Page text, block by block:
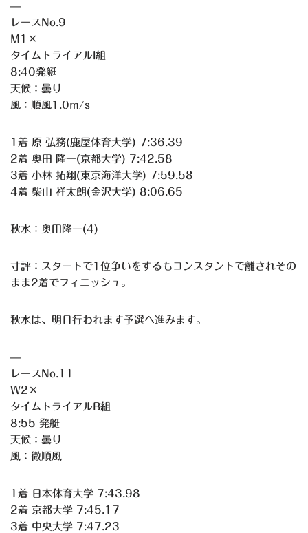
—
レースNo.9
M1×
タイムトライアルI組
8:40発艇
天候：曇り
風：順風1.0m/s
1着 原 弘務(鹿屋体育大学) 7:36.39
2着 奥田 隆一(京都大学) 7:42.58
3着 小林 拓翔(東京海洋大学) 7:59.58
4着 柴山 祥太朗(金沢大学) 8:06.65
秋水：奥田隆一(4)
寸評：スタートで1位争いをするもコンスタントで離されその
まま2着でフィニッシュ。
秋水は、明日行われます予選へ進みます。
—
レースNo.11
W2×
タイムトライアルB組
8:55 発艇
天候：曇り
風：微順風
1着 日本体育大学 7:43.98
2着 京都大学 7:45.17
3着 中央大学 7:47.23